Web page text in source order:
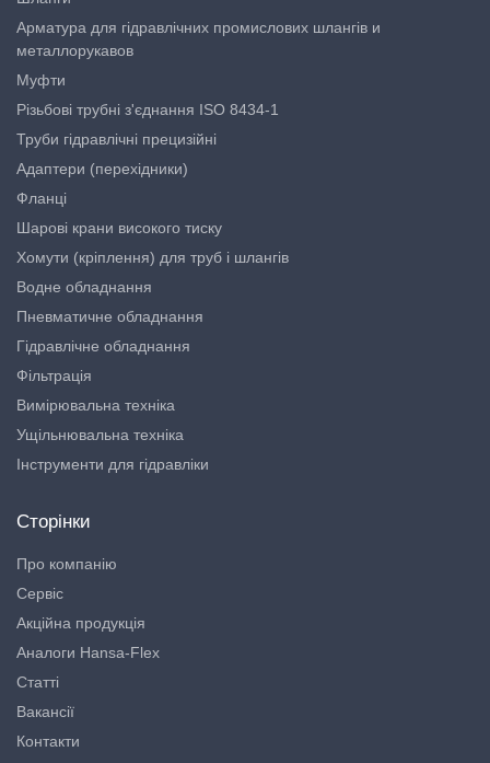
Арматура для гідравлічних промислових шлангів и
металлорукавов
Муфти
Різьбові трубні з'єднання ISO 8434-1
Труби гідравлічні прецизійні
Адаптери (перехідники)
Фланці
Шарові крани високого тиску
Хомути (кріплення) для труб і шлангів
Водне обладнання
Пневматичне обладнання
Гідравлічне обладнання
Фільтрація
Вимірювальна техніка
Ущільнювальна техніка
Інструменти для гідравліки
Сторінки
Про компанію
Сервіс
Акційна продукція
Аналоги Hansa-Flex
Статті
Вакансії
Контакти